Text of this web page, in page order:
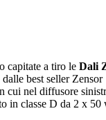
capitate a tiro le Dali
dalle best seller
cui nel diffusore
in classe D da 2 x 50